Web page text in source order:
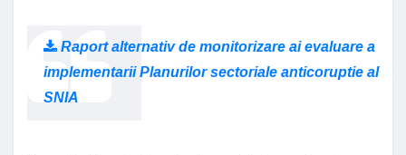
Raport alternativ de monitorizare ai evaluare a
implementarii Planurilor sectoriale anticoruptie al
SNIA